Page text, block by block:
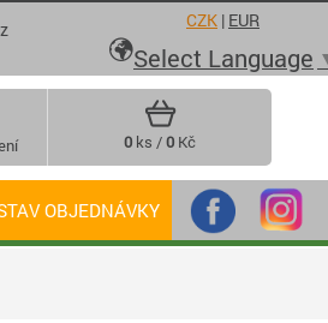
OBJEDNÁVKY
0 ks /0 Kč
CZK | EUR
Select Language